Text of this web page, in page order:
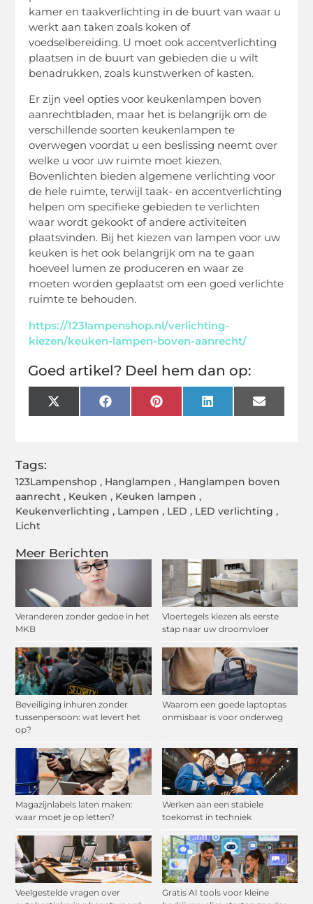
Meer Berichten
Veranderen zonder gedoe in het
MKB
Vloertegels kiezen als eerste
stap naar uw droomvloer
Beveiliging inhuren zonder
tussenpersoon: wat levert het
op?
Waarom een goede laptoptas
onmisbaar is voor onderweg
Magazijnlabels laten maken:
waar moet je op letten?
Werken aan een stabiele
toekomst in techniek
Veelgestelde vragen over
Gratis AI tools voor kleine
kamer en taakverlichting in de buurt van waar u
werkt aan taken zoals koken of
voedselbereiding. U moet ook accentverlichting
plaatsen in de buurt van gebieden die u wilt
benadrukken, zoals kunstwerken of kasten.
Er zijn veel opties voor keukenlampen boven
aanrechtbladen, maar het is belangrijk om de
verschillende soorten keukenlampen te
overwegen voordat u een beslissing neemt over
welke u voor uw ruimte moet kiezen.
Bovenlichten bieden algemene verlichting voor
de hele ruimte, terwijl taak- en accentverlichting
helpen om specifieke gebieden te verlichten
waar wordt gekookt of andere activiteiten
plaatsvinden. Bij het kiezen van lampen voor uw
keuken is het ook belangrijk om na te gaan
hoeveel lumen ze produceren en waar ze
moeten worden geplaatst om een goed verlichte
ruimte te behouden.
https://123lampenshop.nl/verlichting-
kiezen/keuken-lampen-boven-aanrecht/
Goed artikel? Deel hem dan op:
X
(Twitter)
FacebookPinterestLinkedInEmail
Tags:
123Lampenshop , Hanglampen , Hanglampen boven
aanrecht , Keuken , Keuken lampen ,
Keukenverlichting , Lampen , LED , LED verlichting ,
Licht